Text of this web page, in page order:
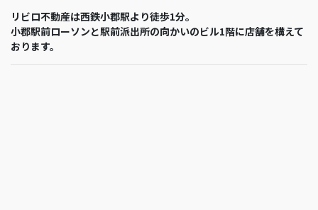
リビロ不動産は西鉄小郡駅より徒歩1分。
小郡駅前ローソンと駅前派出所の向かいのビル1階に店舗を構えて
おります。